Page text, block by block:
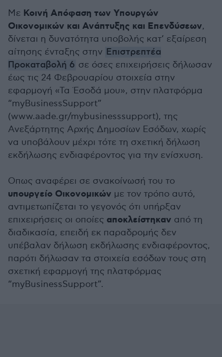
Με Κοινή Απόφαση των Υπουργών
Οικονομικών και Ανάπτυξης και Επενδύσεων,
δίνεται η δυνατότητα υποβολής κατ’ εξαίρεση
αίτησης ένταξης στην Επιστρεπτέα
Προκαταβολή 6 σε όσες επιχειρήσεις δήλωσαν
έως τις 24 Φεβρουαρίου στοιχεία στην
εφαρμογή «Τα Έσοδά μου», στην πλατφόρμα
“myBusinessSupport”
(www.aade.gr/mybusinesssupport), της
Ανεξάρτητης Αρχής Δημοσίων Εσόδων, χωρίς
να υποβάλουν μέχρι τότε τη σχετική δήλωση
εκδήλωσης ενδιαφέροντος για την ενίσχυση.
Οπως αναφέρει σε σνακοίνωσή του το
υπουργείο Οικονομικών με τον τρόπο αυτό,
αντιμετωπίζεται το γεγονός ότι υπήρξαν
επιχειρήσεις οι οποίες αποκλείστηκαν από τη
διαδικασία, επειδή εκ παραδρομής δεν
υπέβαλαν δήλωση εκδήλωσης ενδιαφέροντος,
παρότι δήλωσαν τα στοιχεία εσόδων τους στη
σχετική εφαρμογή της πλατφόρμας
“myBusinessSupport”.